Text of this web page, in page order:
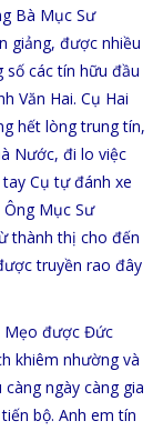
Bà Mục Sư
giảng, được nhiều
số các tín hữu đầu
Văn Hai. Cụ Hai
hết lòng trung tín,
Nước, đi lo việc
tay Cụ tự đánh xe
Mục Sư
thành thị cho đến
truyền rao đây
Mẹo được Đức
khiêm nhường và
ngày càng gia
bộ. Anh em tín